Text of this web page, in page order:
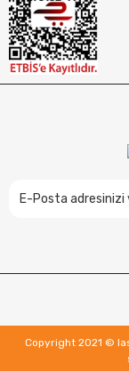
Copyright 2021 ©